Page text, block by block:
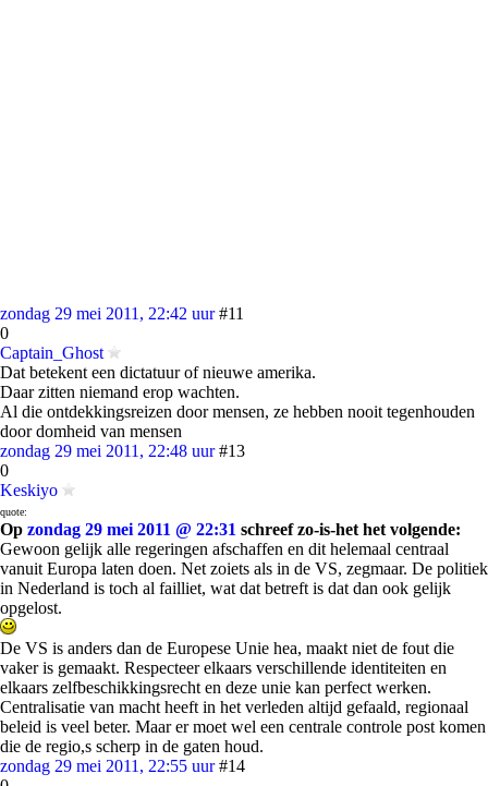
zondag 29 mei 2011, 22:42 uur #11
0
Captain_Ghost
Dat betekent een dictatuur of nieuwe amerika.
Daar zitten niemand erop wachten.
Al die ontdekkingsreizen door mensen, ze hebben nooit tegenhouden
door domheid van mensen
zondag 29 mei 2011, 22:48 uur #13
0
Keskiyo
quote:
Op zondag 29 mei 2011 @ 22:31 schreef zo-is-het het volgende:
Gewoon gelijk alle regeringen afschaffen en dit helemaal centraal
vanuit Europa laten doen. Net zoiets als in de VS, zegmaar. De politiek
in Nederland is toch al failliet, wat dat betreft is dat dan ook gelijk
opgelost.
De VS is anders dan de Europese Unie hea, maakt niet de fout die
vaker is gemaakt. Respecteer elkaars verschillende identiteiten en
elkaars zelfbeschikkingsrecht en deze unie kan perfect werken.
Centralisatie van macht heeft in het verleden altijd gefaald, regionaal
beleid is veel beter. Maar er moet wel een centrale controle post komen
die de regio,s scherp in de gaten houd.
zondag 29 mei 2011, 22:55 uur #14